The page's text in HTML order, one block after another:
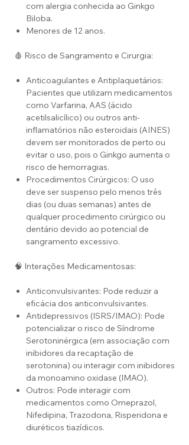
com alergia conhecida ao Ginkgo
Biloba.
Menores de 12 anos.
🩸 Risco de Sangramento e Cirurgia:
Anticoagulantes e Antiplaquetários:
Pacientes que utilizam medicamentos
como Varfarina, AAS (ácido
acetilsalicílico) ou outros anti-
inflamatórios não esteroidais (AINES)
devem ser monitorados de perto ou
evitar o uso, pois o Ginkgo aumenta o
risco de hemorragias.
Procedimentos Cirúrgicos: O uso
deve ser suspenso pelo menos três
dias (ou duas semanas) antes de
qualquer procedimento cirúrgico ou
dentário devido ao potencial de
sangramento excessivo.
🧠 Interações Medicamentosas:
Anticonvulsivantes: Pode reduzir a
eficácia dos anticonvulsivantes.
Antidepressivos (ISRS/IMAO): Pode
potencializar o risco de Síndrome
Serotoninérgica (em associação com
inibidores da recaptação de
serotonina) ou interagir com inibidores
da monoamino oxidase (IMAO).
Outros: Pode interagir com
medicamentos como Omeprazol,
Nifedipina, Trazodona, Risperidona e
diuréticos tiazídicos.